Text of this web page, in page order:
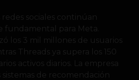
redes sociales continúan
fundamental para Meta.
los 3 mil millones de usuarios
Threads ya supera los 150
activos diarios. La empresa
de recomendación